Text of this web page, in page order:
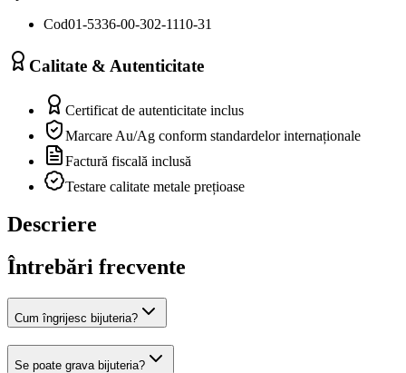
Cod01-5336-00-302-1110-31
Calitate & Autenticitate
Certificat de autenticitate inclus
Marcare Au/Ag conform standardelor internaționale
Factură fiscală inclusă
Testare calitate metale prețioase
Descriere
Întrebări frecvente
Cum îngrijesc bijuteria?
Se poate grava bijuteria?